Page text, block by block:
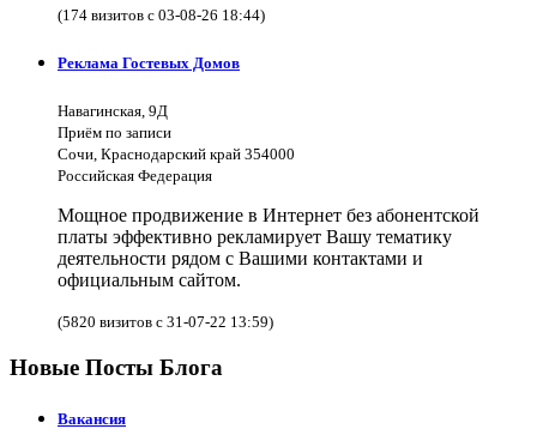
(174 визитов с 03-08-26 18:44)
Реклама Гостевых Домов
Навагинская, 9Д
Приём по записи
Сочи, Краснодарский край 354000
Российская Федерация
Мощное продвижение в Интернет без абонентской
платы эффективно рекламирует Вашу тематику
деятельности рядом с Вашими контактами и
официальным сайтом.
(5820 визитов с 31-07-22 13:59)
Новые Посты Блога
Вакансия